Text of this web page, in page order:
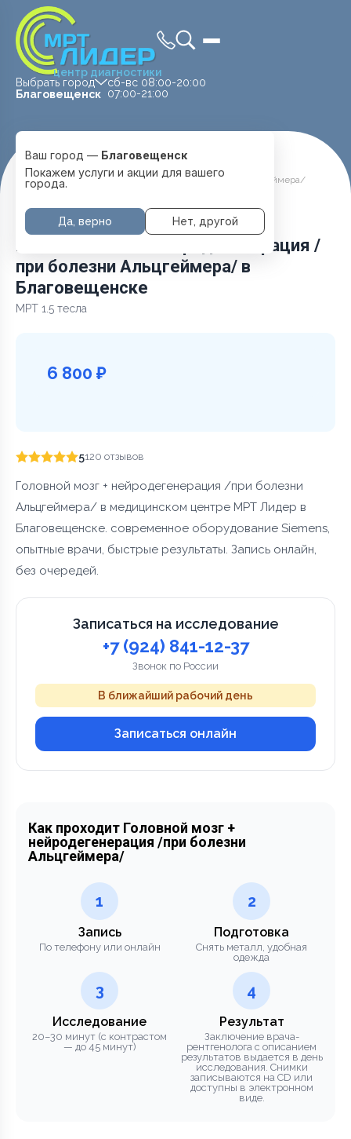
центр диагностики
Выбрать город
Благовещенск
сб-вс 08:00-20:00
07:00-21:00
Ваш город — Благовещенск
Покажем услуги и акции для вашего
города.
Да, верно Нет, другой
Главная Услуги и цены МРТ Головы
Головной мозг + нейродегенерация /при болезни Альцгеймера/
Головной мозг + нейродегенерация /
при болезни Альцгеймера/ в
Благовещенске
МРТ 1.5 тесла
6 800 ₽
5120 отзывов
Головной мозг + нейродегенерация /при болезни
Альцгеймера/ в медицинском центре МРТ Лидер в
Благовещенске. современное оборудование Siemens,
опытные врачи, быстрые результаты. Запись онлайн,
без очередей.
Записаться на исследование
+7 (924) 841-12-37
Звонок по России
В ближайший рабочий день
Записаться онлайн
Как проходит Головной мозг +
нейродегенерация /при болезни
Альцгеймера/
1
Запись
По телефону или онлайн
2
Подготовка
Снять металл, удобная
одежда
3
Исследование
20–30 минут (с контрастом
— до 45 минут)
4
Результат
Заключение врача-
рентгенолога с описанием
результатов выдается в день
исследования. Снимки
записываются на CD или
доступны в электронном
виде.